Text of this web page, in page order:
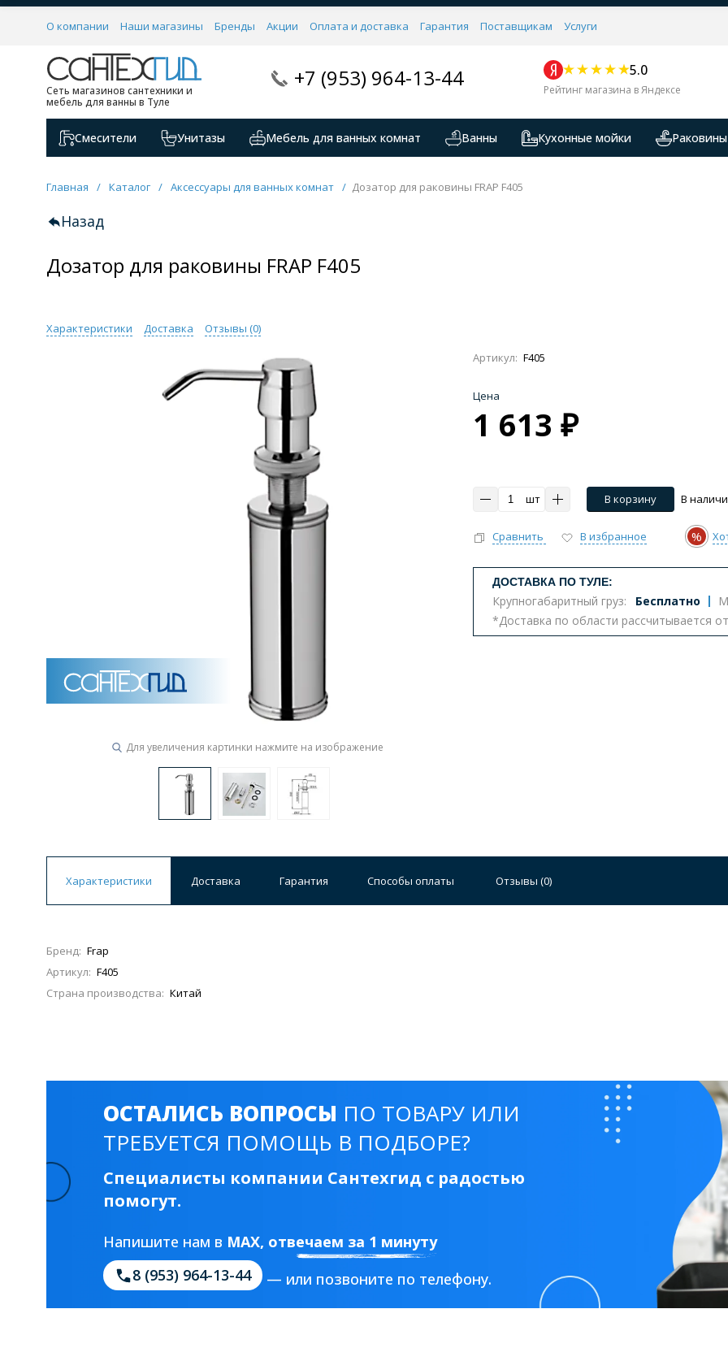
О компании Наши магазины Бренды Акции Оплата и доставка Гарантия Поставщикам Услуги
Сеть магазинов сантехники и
мебель для ванны в Туле
+7 (953) 964-13-44 5.0
Рейтинг магазина в Яндексе
Смесители Унитазы Мебель для ванных комнат Ванны Кухонные мойки Раковины
Главная / Каталог / Аксессуары для ванных комнат / Дозатор для раковины FRAP F405
Назад
Дозатор для раковины FRAP F405
Характеристики Доставка Отзывы (0)
Для увеличения картинки нажмите на изображение
Артикул: F405
Цена
1 613 ₽
шт В корзину В
Сравнить В избранное %
ДОСТАВКА ПО ТУЛЕ:
Крупногабаритный груз: Бесплатно
*Доставка по области рассчитывается
Характеристики Доставка Гарантия Способы оплаты Отзывы (0)
Бренд: Frap
Артикул: F405
Страна производства: Китай
ОСТАЛИСЬ ВОПРОСЫ ПО ТОВАРУ ИЛИ
ТРЕБУЕТСЯ ПОМОЩЬ В ПОДБОРЕ?
Специалисты компании Сантехгид с радостью
помогут.
Напишите нам в MAX, отвечаем за 1 минуту
8 (953) 964-13-44
— или позвоните по телефону.